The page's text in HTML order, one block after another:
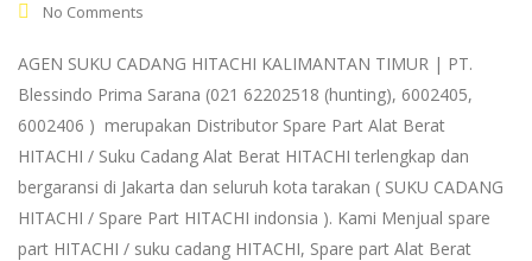
No Comments
AGEN SUKU CADANG HITACHI KALIMANTAN TIMUR | PT.
Blessindo Prima Sarana (021 62202518 (hunting), 6002405,
6002406 ) merupakan Distributor Spare Part Alat Berat
HITACHI / Suku Cadang Alat Berat HITACHI terlengkap dan
bergaransi di Jakarta dan seluruh kota tarakan ( SUKU CADANG
HITACHI / Spare Part HITACHI indonsia ). Kami Menjual spare
part HITACHI / suku cadang HITACHI, Spare part Alat Berat